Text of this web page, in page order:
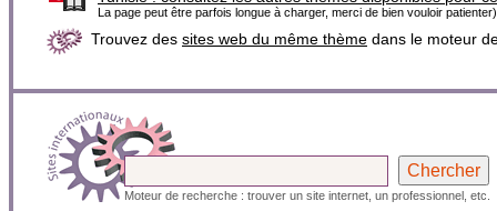
La page peut être parfois longue à charger, merci de bien vouloir patienter)
Trouvez des sites web du même thème dans le moteur
Moteur de recherche : trouver un site internet, un professionnel, etc.